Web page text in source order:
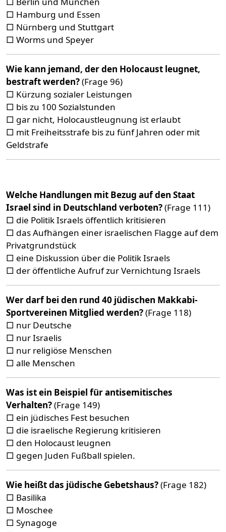
□ Hamburg und Essen
□ Nürnberg und Stuttgart
□ Worms und Speyer
Wie kann jemand, der den Holocaust leugnet,
bestraft werden?(Frage 96)
□ Kürzung sozialer Leistungen
□ bis zu 100 Sozialstunden
□ gar nicht, Holocaustleugnung ist erlaubt
□ mit Freiheitsstrafe bis zu fünf Jahren oder mit
Geldstrafe
Welche Handlungen mit Bezug auf den Staat
Israel sind in Deutschland verboten?(Frage 111)
□ die Politik Israels öffentlich kritisieren
□ das Aufhängen einer israelischen Flagge auf dem
Privatgrundstück
□ eine Diskussion über die Politik Israels
□ der öffentliche Aufruf zur Vernichtung Israels
Wer darf bei den rund 40 jüdischen Makkabi-
Sportvereinen Mitglied werden?(Frage 118)
□ nur Deutsche
□ nur Israelis
□ nur religiöse Menschen
□ alle Menschen
Was ist ein Beispiel für antisemitisches
Verhalten?(Frage 149)
□ ein jüdisches Fest besuchen
□ die israelische Regierung kritisieren
□ den Holocaust leugnen
□ gegen Juden Fußball spielen.
Wie heißt das jüdische Gebetshaus?(Frage 182)
□ Basilika
□ Moschee
□ Synagoge